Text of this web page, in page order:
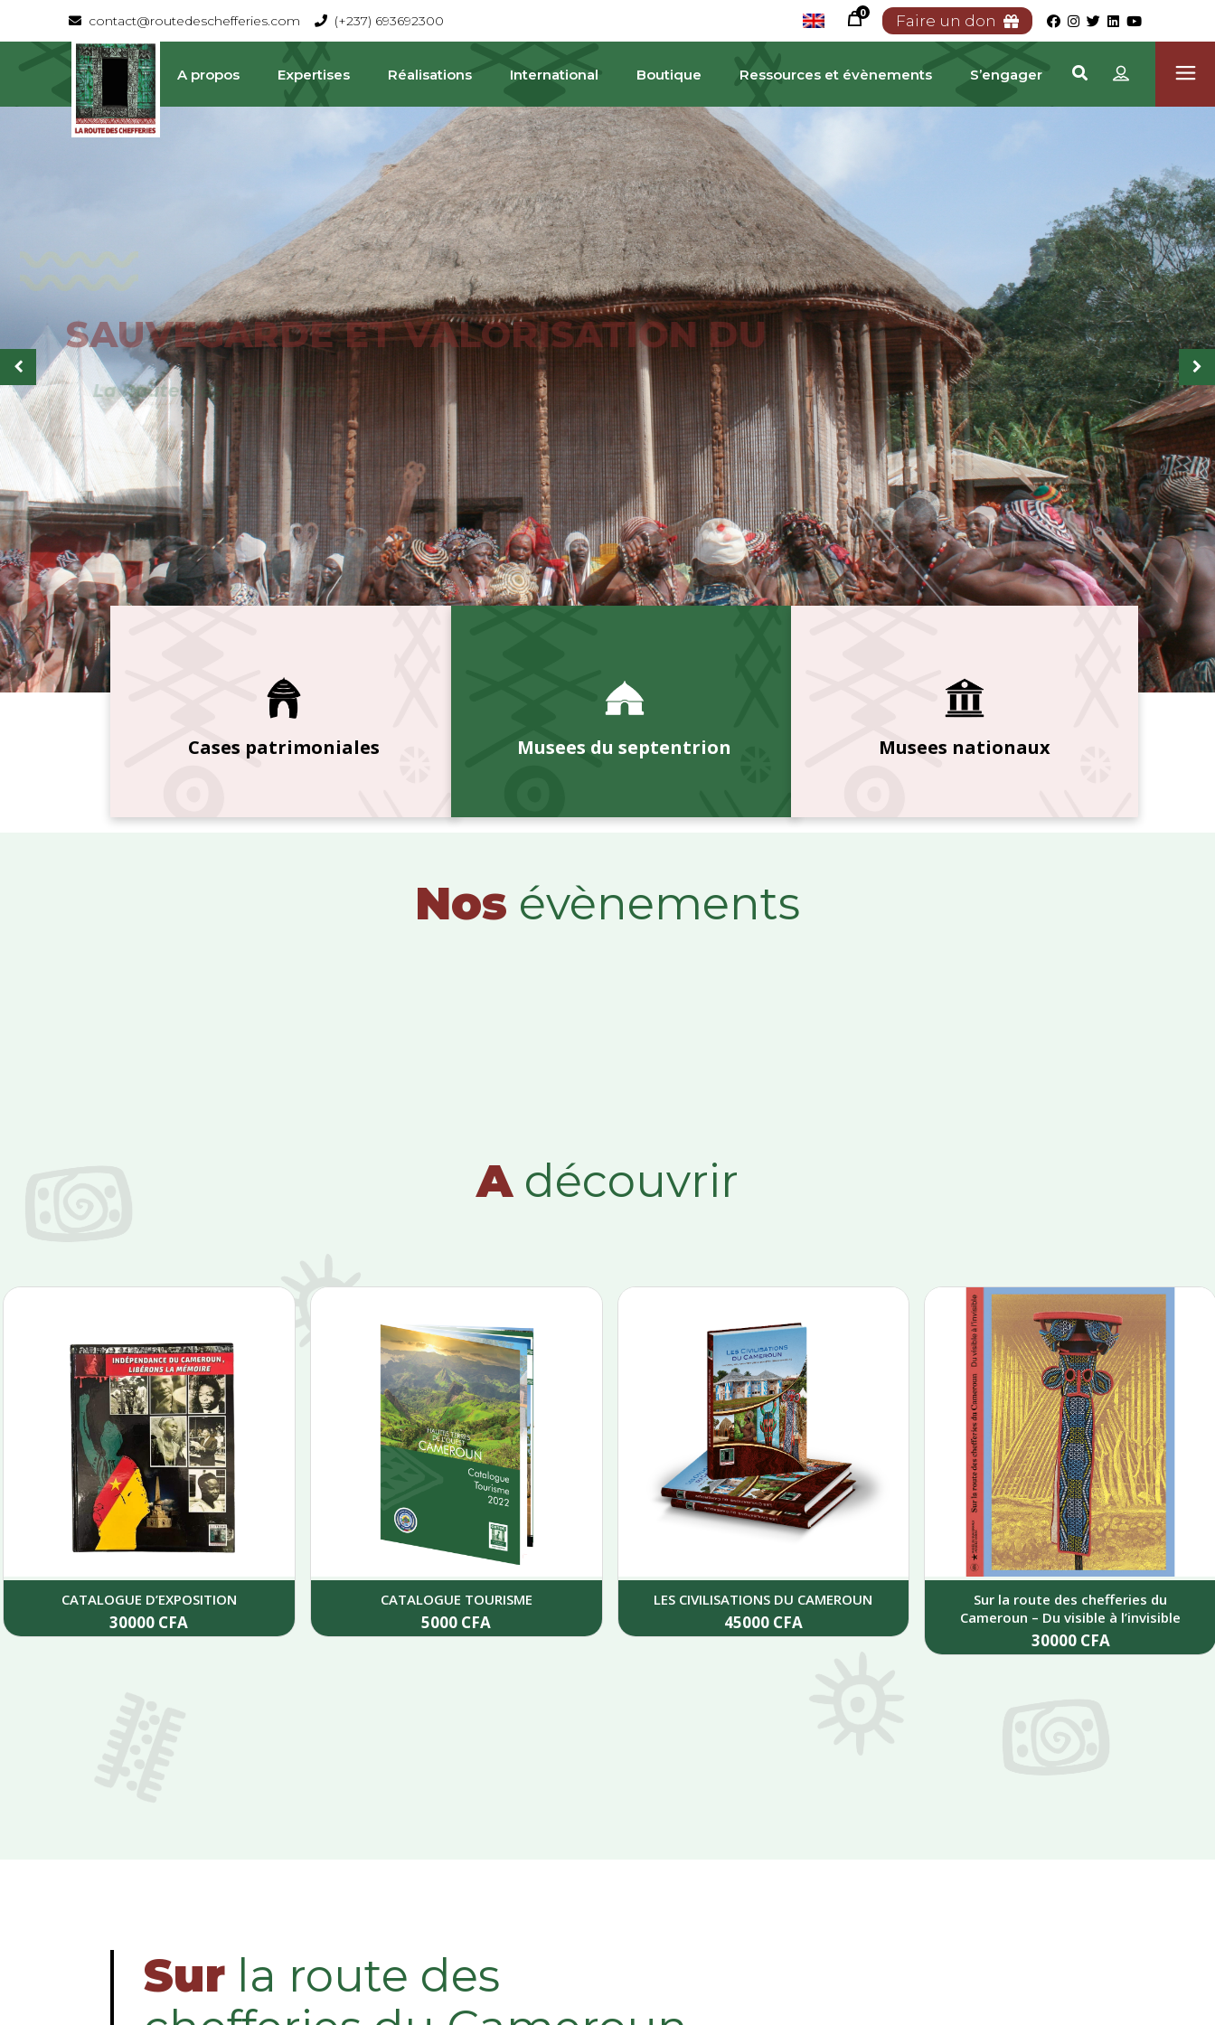
contact@routedeschefferies.com (+237) 693692300
0 Faire un don
A propos Expertises Réalisations International Boutique Ressources et évènements S’engager
SAUVEGARDE ET VALORISATION DU
La Route Des Chefferies
PATRIMOINE
Cases patrimoniales Musees du septentrion Musees nationaux
Nos évènements
Adécouvrir
CATALOGUE D’EXPOSITION
30000 CFA
CATALOGUE TOURISME
5000 CFA
LES CIVILISATIONS DU CAMEROUN
45000 CFA
Sur la route des chefferies du
Cameroun – Du visible à l’invisible
30000 CFA
Sur la route des